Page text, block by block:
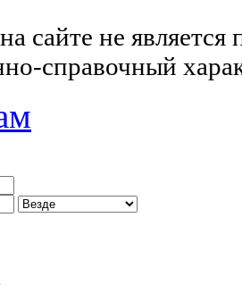
сайте не
справочный